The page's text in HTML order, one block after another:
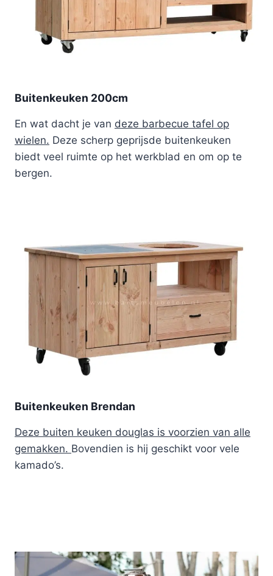
Buitenkeuken 200cm
En wat dacht je van deze barbecue tafel op
wielen. Deze scherp geprijsde buitenkeuken
biedt veel ruimte op het werkblad en om op te
bergen.
Buitenkeuken Brendan
Deze buiten keuken douglas is voorzien van alle
gemakken. Bovendien is hij geschikt voor vele
kamado’s.